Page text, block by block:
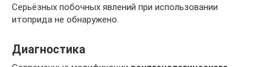
Серьёзных побочных явлений при использовании
итоприда не обнаружено.
Диагностика